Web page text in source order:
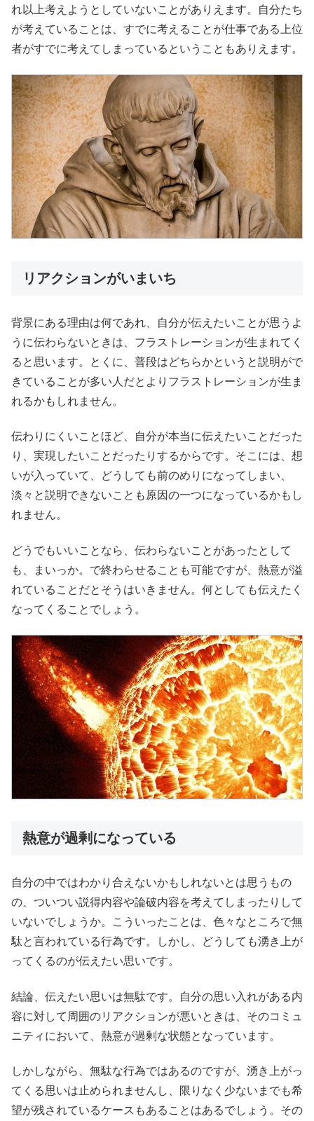
れ以上考えようとしていないことがありえます。自分たち
が考えていることは、すでに考えることが仕事である上位
者がすでに考えてしまっているということもありえます。
リアクションがいまいち
背景にある理由は何であれ、自分が伝えたいことが思うよ
うに伝わらないときは、フラストレーションが生まれてく
ると思います。とくに、普段はどちらかというと説明がで
きていることが多い人だとよりフラストレーションが生ま
れるかもしれません。
伝わりにくいことほど、自分が本当に伝えたいことだった
り、実現したいことだったりするからです。そこには、想
いが入っていて、どうしても前のめりになってしまい、
淡々と説明できないことも原因の一つになっているかもし
れません。
どうでもいいことなら、伝わらないことがあったとして
も、まいっか。で終わらせることも可能ですが、熱意が溢
れていることだとそうはいきません。何としても伝えたく
なってくることでしょう。
熱意が過剰になっている
自分の中ではわかり合えないかもしれないとは思うもの
の、ついつい説得内容や論破内容を考えてしまったりして
いないでしょうか。こういったことは、色々なところで無
駄と言われている行為です。しかし、どうしても湧き上が
ってくるのが伝えたい思いです。
結論、伝えたい思いは無駄です。自分の思い入れがある内
容に対して周囲のリアクションが悪いときは、そのコミュ
ニティにおいて、熱意が過剰な状態となっています。
しかしながら、無駄な行為ではあるのですが、湧き上がっ
てくる思いは止められませんし、限りなく少ないまでも希
望が残されているケースもあることはあるでしょう。その